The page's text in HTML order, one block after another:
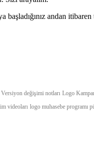
andan
değişimi notları Logo
videoları logo muhasebe programı